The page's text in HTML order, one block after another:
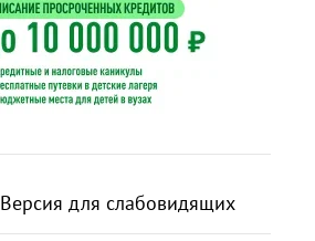
Версия для слабовидящих